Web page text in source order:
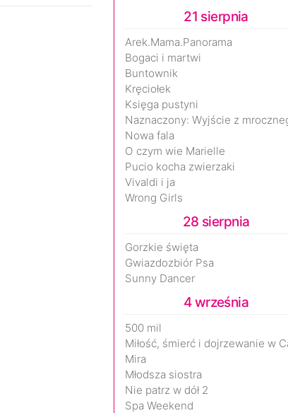
21 sierpnia
Arek.Mama.Panorama
Bogaci i martwi
Buntownik
Kręciołek
Księga pustyni
Nowa fala
O czym wie Marielle
Pucio kocha zwierzaki
Vivaldi i ja
Wrong Girls
28 sierpnia
Gorzkie święta
Gwiazdozbiór Psa
Sunny Dancer
4 września
500 mil
Mira
Młodsza siostra
Nie patrz w dół 2
Spa Weekend